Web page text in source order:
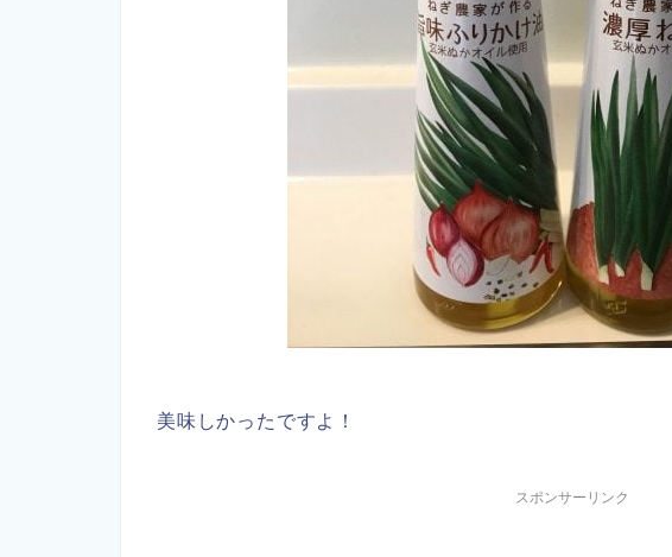
美味しかったですよ！
スポンサーリンク